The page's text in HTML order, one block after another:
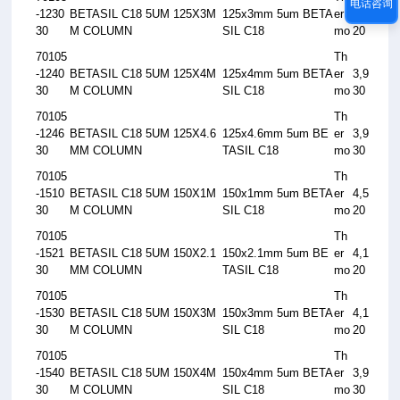
-1230
30
BETASIL C18 5UM 125X3M
M COLUMN
125x3mm 5um BETA
SIL C18
er
mo 20
70105
-1240
30
BETASIL C18 5UM 125X4M
M COLUMN
125x4mm 5um BETA
SIL C18
Th
er
mo
3,9
30
70105
-1246
30
BETASIL C18 5UM 125X4.6
MM COLUMN
125x4.6mm 5um BE
TASIL C18
Th
er
mo
3,9
30
70105
-1510
30
BETASIL C18 5UM 150X1M
M COLUMN
150x1mm 5um BETA
SIL C18
Th
er
mo
4,5
20
70105
-1521
30
BETASIL C18 5UM 150X2.1
MM COLUMN
150x2.1mm 5um BE
TASIL C18
Th
er
mo
4,1
20
70105
-1530
30
BETASIL C18 5UM 150X3M
M COLUMN
150x3mm 5um BETA
SIL C18
Th
er
mo
4,1
20
70105
-1540
30
BETASIL C18 5UM 150X4M
M COLUMN
150x4mm 5um BETA
SIL C18
Th
er
mo
3,9
30
电话咨询